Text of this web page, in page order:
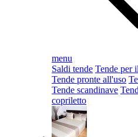
menu
Saldi tende Tende per
Tende pronte all'uso
Tende scandinave
copriletto